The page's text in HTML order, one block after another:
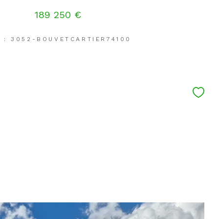
189 250 €
: 3052-BOUVETCARTIER74100